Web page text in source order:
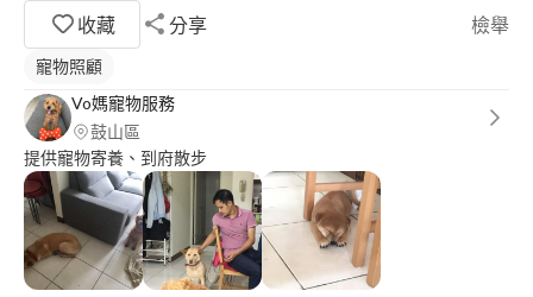
收藏
分享 檢舉
寵物照顧
Vo媽寵物服務
鼓山區
提供寵物寄養、到府散步